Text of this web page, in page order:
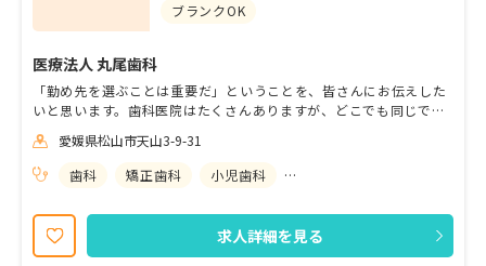
ブランクOK
医療法人 丸尾歯科
「勤め先を選ぶことは重要だ」ということを、皆さんにお伝えした
いと思います。歯科医院はたくさんありますが、どこでも同じでは
違います。当院は、仕事を通じて人間的に成長できる医院です。患
者さんの笑顔と笑い声でいっぱいになる医院を一緒に作りません
か？私たちの考えに共感してくださる方とともに、医院とあなたの
愛媛県松山市天山3-9-31
歯科
矯正歯科 小児歯科
求人詳細を見る